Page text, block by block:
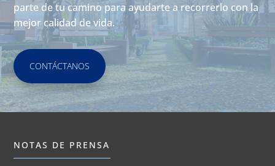
parte de tu camino para ayudarte a recorrerlo con la
mejor calidad de vida.
CONTÁCTANOS
NOTAS DE PRENSA